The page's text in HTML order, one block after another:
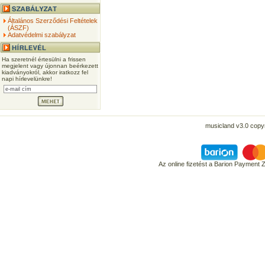
Általános Szerződési Feltételek
(ÁSZF)
Adatvédelmi szabályzat
Ha szeretnél értesülni a frissen
megjelent vagy újonnan beérkezett
kiadványokról, akkor iratkozz fel
napi hírlevelünkre!
musicland v3.0
Az online fizetést a Barion Payment